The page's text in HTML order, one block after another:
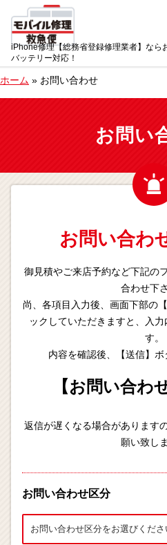
iPhone修理【総務省登録修理業者】なら
バッテリー対応！
ホーム » お問い合わせ
お問い
お問い合わ
御見積やご来店予約など下記の
合わせ下
尚、各項目入力後、画面下部の
ックしていただきますと、入
す。
内容を確認後、【送信】ボ
【お問い合わ
返信が遅くなる場合があります
願い致し
お問い合わせ区分